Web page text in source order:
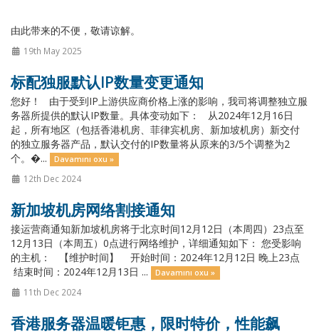
由此带来的不便，敬请谅解。
19th May 2025
标配独服默认IP数量变更通知
您好！ 由于受到IP上游供应商价格上涨的影响，我司将调整独立服
务器所提供的默认IP数量。具体变动如下： 从2024年12月16日
起，所有地区（包括香港机房、菲律宾机房、新加坡机房）新交付
的独立服务器产品，默认交付的IP数量将从原来的3/5个调整为2
个。�...
Davamını oxu »
12th Dec 2024
新加坡机房网络割接通知
接运营商通知新加坡机房将于北京时间12月12日（本周四）23点至
12月13日（本周五）0点进行网络维护，详细通知如下： 您受影响
的主机： 【维护时间】 开始时间：2024年12月12日 晚上23点
结束时间：2024年12月13日 ...
Davamını oxu »
11th Dec 2024
香港服务器温暖钜惠，限时特价，性能飙